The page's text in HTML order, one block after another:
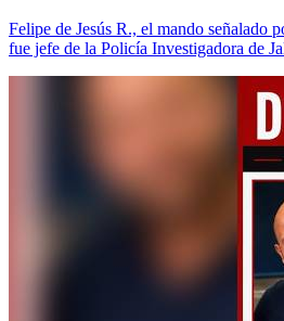
Felipe de Jesús R., el mando señalado
fue jefe de la Policía Investigadora de